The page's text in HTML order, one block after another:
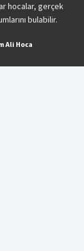
hocalar, gerçek
bulabilir.
Ali Hoca